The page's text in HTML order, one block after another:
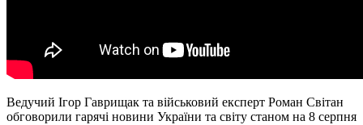
Ведучий Ігор Гаврищак та військовий експерт Роман Світан
обговорили гарячі новини України та світу станом на 8 серпня